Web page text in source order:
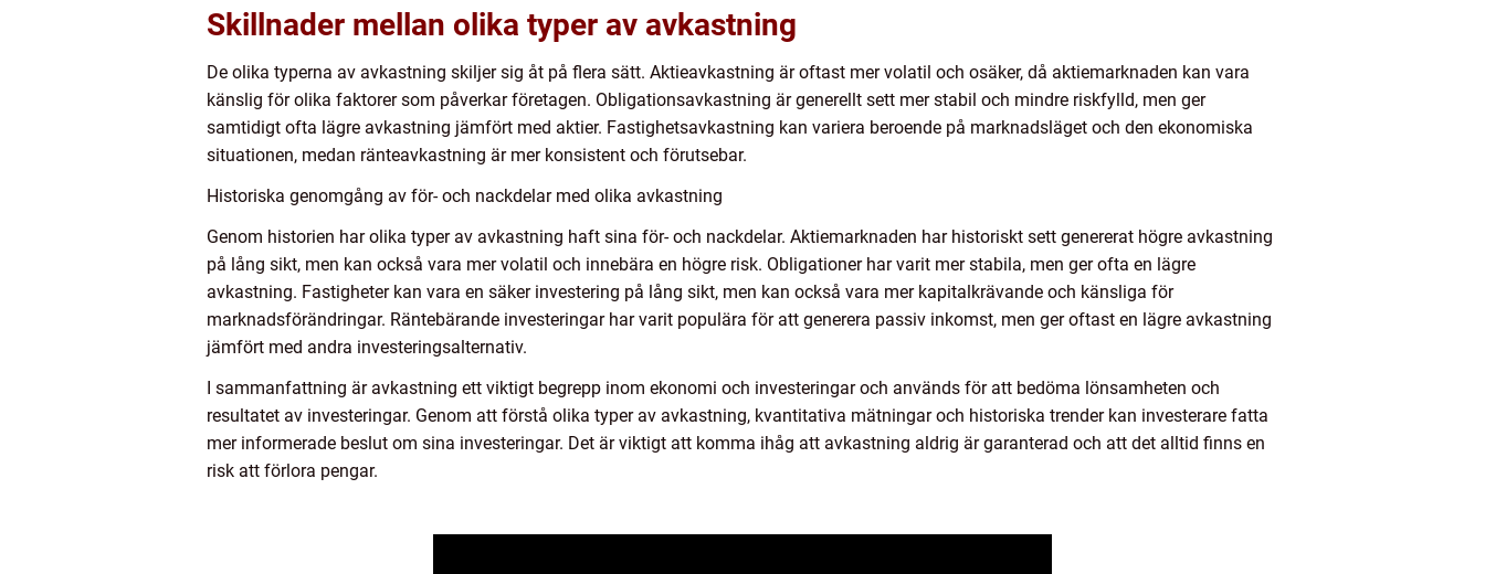
Skillnader mellan olika typer av avkastning
De olika typerna av avkastning skiljer sig åt på flera sätt. Aktieavkastning är oftast mer volatil och osäker, då aktiemarknaden kan vara
känslig för olika faktorer som påverkar företagen. Obligationsavkastning är generellt sett mer stabil och mindre riskfylld, men ger
samtidigt ofta lägre avkastning jämfört med aktier. Fastighetsavkastning kan variera beroende på marknadsläget och den ekonomiska
situationen, medan ränteavkastning är mer konsistent och förutsebar.
Historiska genomgång av för- och nackdelar med olika avkastning
Genom historien har olika typer av avkastning haft sina för- och nackdelar. Aktiemarknaden har historiskt sett genererat högre avkastning
på lång sikt, men kan också vara mer volatil och innebära en högre risk. Obligationer har varit mer stabila, men ger ofta en lägre
avkastning. Fastigheter kan vara en säker investering på lång sikt, men kan också vara mer kapitalkrävande och känsliga för
marknadsförändringar. Räntebärande investeringar har varit populära för att generera passiv inkomst, men ger oftast en lägre avkastning
jämfört med andra investeringsalternativ.
I sammanfattning är avkastning ett viktigt begrepp inom ekonomi och investeringar och används för att bedöma lönsamheten och
resultatet av investeringar. Genom att förstå olika typer av avkastning, kvantitativa mätningar och historiska trender kan investerare fatta
mer informerade beslut om sina investeringar. Det är viktigt att komma ihåg att avkastning aldrig är garanterad och att det alltid finns en
risk att förlora pengar.